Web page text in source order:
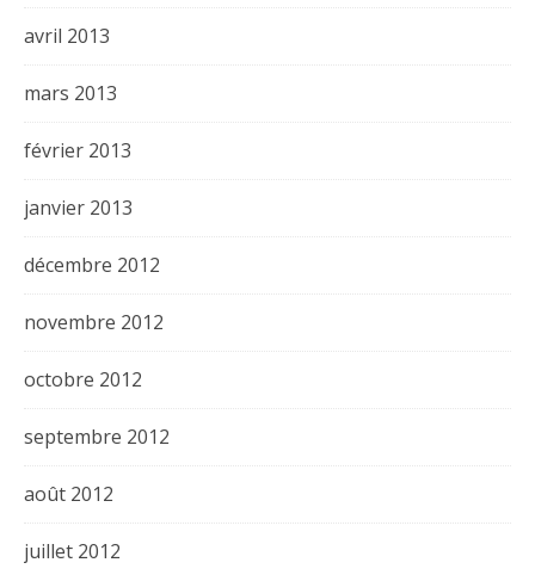
avril 2013
mars 2013
février 2013
janvier 2013
décembre 2012
novembre 2012
octobre 2012
septembre 2012
août 2012
juillet 2012